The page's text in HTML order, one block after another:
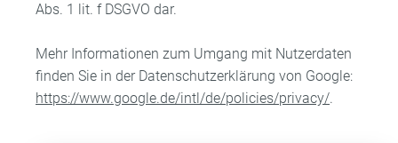
Abs. 1 lit. f DSGVO dar.
Mehr Informationen zum Umgang mit Nutzerdaten
finden Sie in der Datenschutzerklärung von Google:
https://www.google.de/intl/de/policies/privacy/.